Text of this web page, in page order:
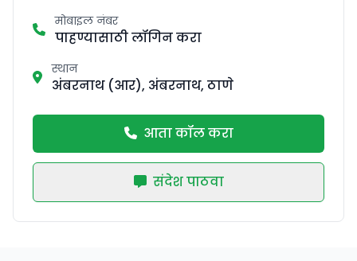
मोबाइल नंबर
पाहण्यासाठी लॉगिन करा
स्थान
अंबरनाथ (आर), अंबरनाथ, ठाणे
आता कॉल करा
संदेश पाठवा